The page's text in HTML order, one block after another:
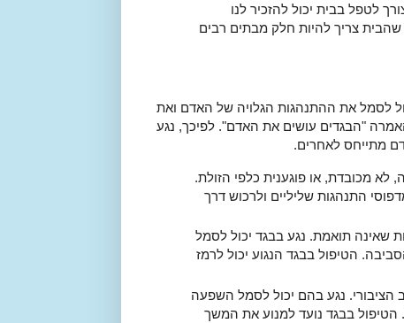
לטפל בבית יכול להזכיר לנו
שהבית צריך להיות חלק מבתים רבים
לסמל את ההתנהגות הגלויה של האדם ואת
"הבגדים עושים את האדם". לפיכך, נגע
מתייחס לאחרים.
לא מכובדת, או פוגענית כלפי הזולת.
התנהגות שליליים ולרכוש דרך
שאינה תואמת. נגע בבגד יכול לסמל
הטיפול בבגד הנגוע יכול לרמז
נגע בהם יכול לסמל השפעה
בבגד נועד למנוע את המשך